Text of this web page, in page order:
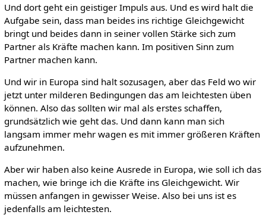
Und dort geht ein geistiger Impuls aus. Und es wird halt die
Aufgabe sein, dass man beides ins richtige Gleichgewicht
bringt und beides dann in seiner vollen Stärke sich zum
Partner als Kräfte machen kann. Im positiven Sinn zum
Partner machen kann.
Und wir in Europa sind halt sozusagen, aber das Feld wo wir
jetzt unter milderen Bedingungen das am leichtesten üben
können. Also das sollten wir mal als erstes schaffen,
grundsätzlich wie geht das. Und dann kann man sich
langsam immer mehr wagen es mit immer größeren Kräften
aufzunehmen.
Aber wir haben also keine Ausrede in Europa, wie soll ich das
machen, wie bringe ich die Kräfte ins Gleichgewicht. Wir
müssen anfangen in gewisser Weise. Also bei uns ist es
jedenfalls am leichtesten.